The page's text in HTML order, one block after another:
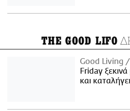
THE GOOD LIFO
Good Living
Friday
και